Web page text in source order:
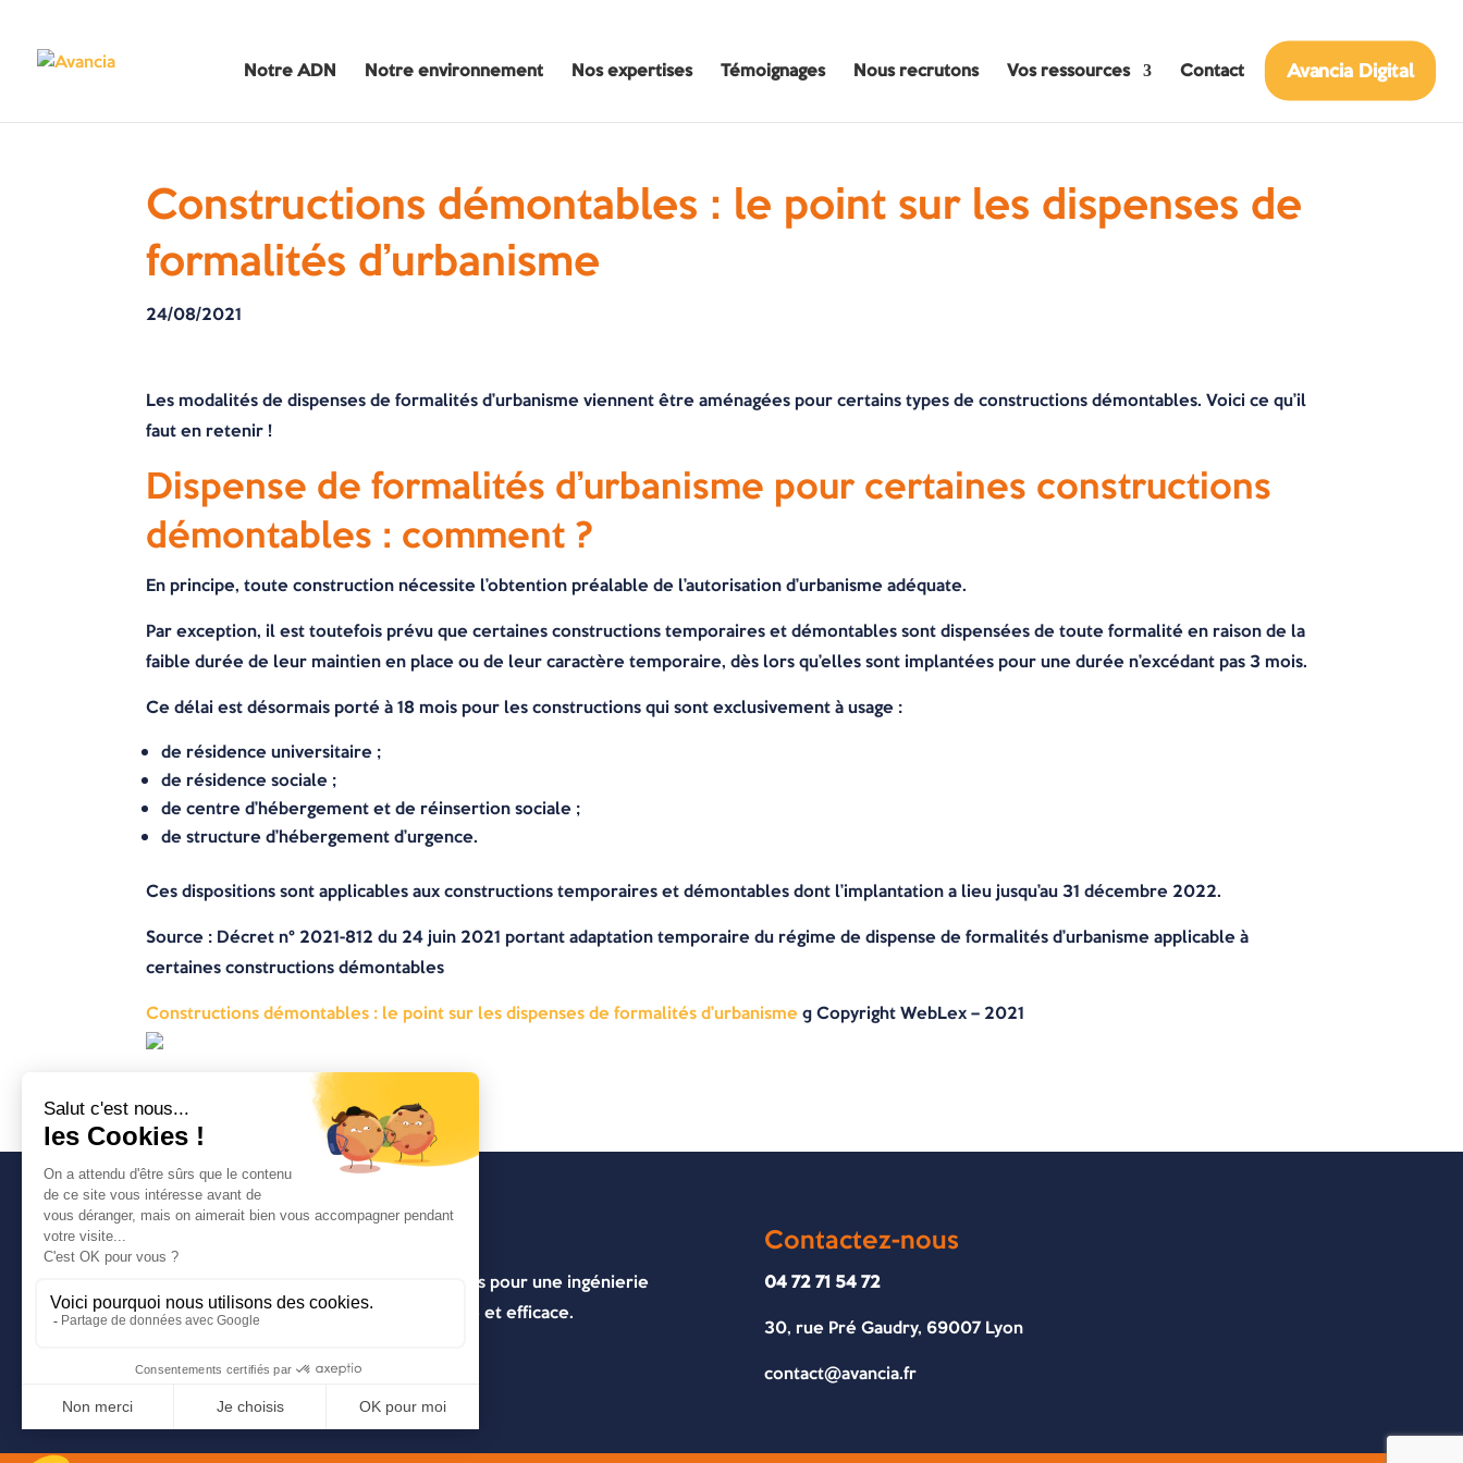
Notre ADN Notre environnement Nos expertises Témoignages Nous recrutons Vos ressources Contact Avancia Digital
Constructions démontables : le point sur les dispenses de
formalités d’urbanisme
24/08/2021
Les modalités de dispenses de formalités d’urbanisme viennent être aménagées pour certains types de constructions démontables. Voici ce qu’il
faut en retenir !
Dispense de formalités d’urbanisme pour certaines constructions
démontables : comment ?
En principe, toute construction nécessite l’obtention préalable de l’autorisation d’urbanisme adéquate.
Par exception, il est toutefois prévu que certaines constructions temporaires et démontables sont dispensées de toute formalité en raison de la
faible durée de leur maintien en place ou de leur caractère temporaire, dès lors qu’elles sont implantées pour une durée n’excédant pas 3 mois.
Ce délai est désormais porté à 18 mois pour les constructions qui sont exclusivement à usage :
de résidence universitaire ;
de résidence sociale ;
de centre d’hébergement et de réinsertion sociale ;
de structure d’hébergement d’urgence.
Ces dispositions sont applicables aux constructions temporaires et démontables dont l’implantation a lieu jusqu’au 31 décembre 2022.
Source : Décret n° 2021-812 du 24 juin 2021 portant adaptation temporaire du régime de dispense de formalités d’urbanisme applicable à
certaines constructions démontables
Constructions démontables : le point sur les dispenses de formalités d’urbanisme© Copyright WebLex – 2021
Un cabinet d’expertise comptable lyonnais pour une ingénierie
entrepreneuriale pragmatique, innovante et efficace.
Contactez-nous
04 72 71 54 72
30, rue Pré Gaudry, 69007 Lyon
contact@avancia.fr